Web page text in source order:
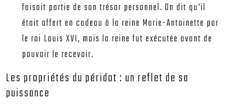
faisait partie de son trésor personnel. On dit qu’il
était offert en cadeau à la reine Marie-Antoinette par
le roi Louis XVI, mais la reine fut exécutée avant de
pouvoir le recevoir.
Les propriétés du péridot : un reflet de sa
puissance